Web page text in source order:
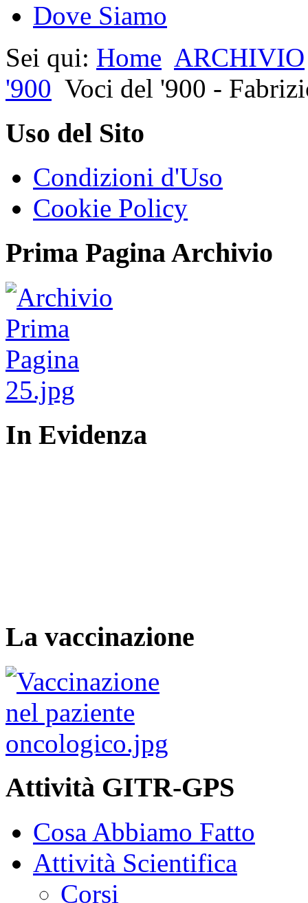
Dove Siamo
Sei qui: Home ARCHIVIO
'900 Voci del '900 -
Uso del Sito
Condizioni d'Uso
Cookie Policy
Prima Pagina Archivio
In Evidenza
La vaccinazione
Attività GITR-GPS
Cosa Abbiamo Fatto
Attività Scientifica
Corsi